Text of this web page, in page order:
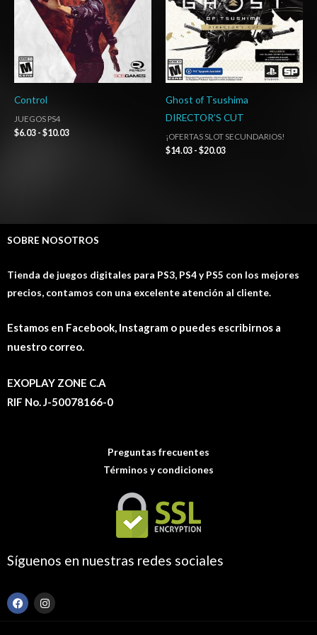
Control
JUEGOS PS4
$6.03 - $10.03
Ghost of Tsushima
DIRECTOR’S CUT
¡OFERTAS SLOT SECUNDARIOS!
$14.03 - $20.03
SOBRE NOSOTROS
Tienda de juegos digitales para PS3, PS4 y PS5 con los mejores
precios, contamos con una excelente atención al cliente.
Estamos en Facebook, Instagram o puedes escribirnos a
nuestro correo.
EXOPLAY ZONE C.A
RIF No. J-50078166-0
Preguntas frecuentes
Términos y condiciones
Síguenos en nuestras redes sociales
F
a
I
n